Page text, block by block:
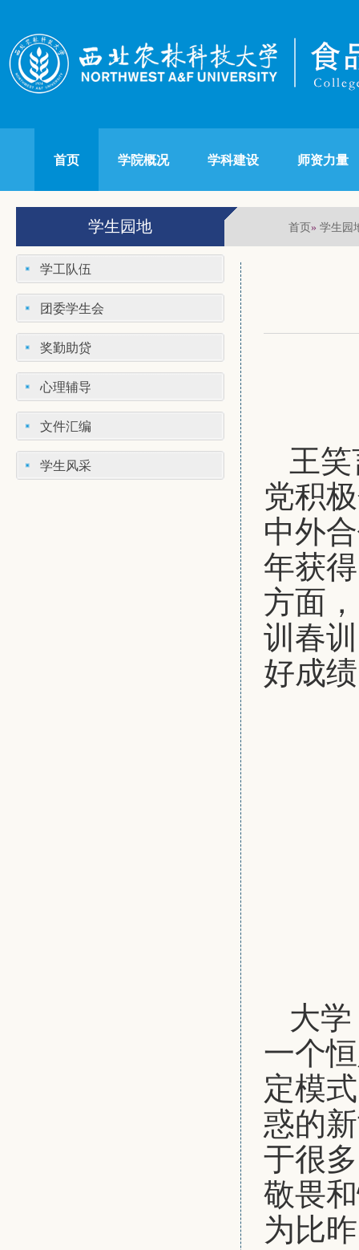
首页 学院概况 学科建设 师资力量
学生园地 首页» 学生园
学工队伍
团委学生会
奖勤助贷
心理辅导
文件汇编
学生风采
王
党积
中外
年获
方面
训春
好成
大
一个
定模
惑的
于很
敬畏
为比